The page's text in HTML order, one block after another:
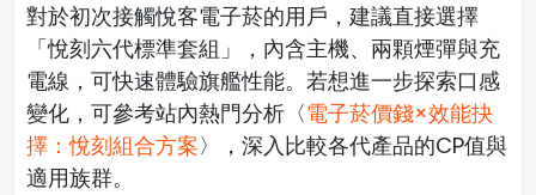
對於初次接觸悅客電子菸的用戶，建議直接選擇
「悅刻六代標準套組」，內含主機、兩顆煙彈與充
電線，可快速體驗旗艦性能。若想進一步探索口感
變化，可參考站內熱門分析〈電子菸價錢×效能抉
擇：悅刻組合方案〉，深入比較各代產品的CP值與
適用族群。